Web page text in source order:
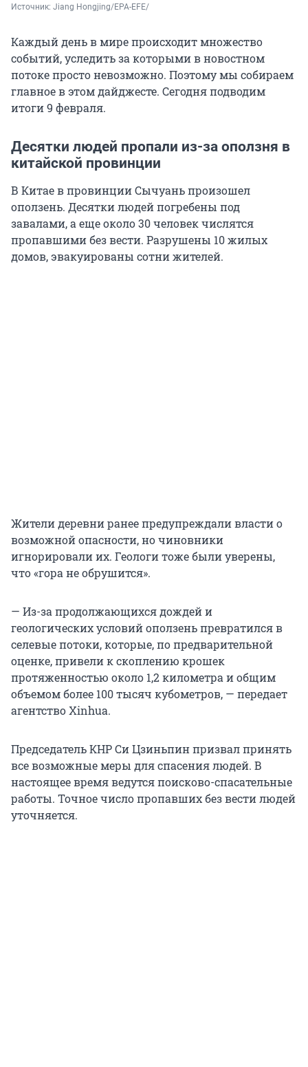
Источник: Jiang Hongjing/EPA-EFE/
Каждый день в мире происходит множество
событий, уследить за которыми в новостном
потоке просто невозможно. Поэтому мы собираем
главное в этом дайджесте. Сегодня подводим
итоги 9 февраля.
Десятки людей пропали из-за оползня в
китайской провинции
В Китае в провинции Сычуань произошел
оползень. Десятки людей погребены под
завалами, а еще около 30 человек числятся
пропавшими без вести. Разрушены 10 жилых
домов, эвакуированы сотни жителей.
Жители деревни ранее предупреждали власти о
возможной опасности, но чиновники
игнорировали их. Геологи тоже были уверены,
что «гора не обрушится».
— Из-за продолжающихся дождей и
геологических условий оползень превратился в
селевые потоки, которые, по предварительной
оценке, привели к скоплению крошек
протяженностью около 1,2 километра и общим
объемом более 100 тысяч кубометров, — передает
агентство Xinhua.
Председатель КНР Си Цзиньпин призвал принять
все возможные меры для спасения людей. В
настоящее время ведутся поисково-спасательные
работы. Точное число пропавших без вести людей
уточняется.